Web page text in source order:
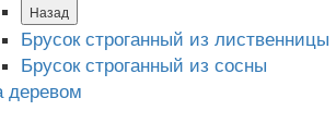
Назад
Брусок строганный из лиственницы
Брусок строганный из сосны
деревом